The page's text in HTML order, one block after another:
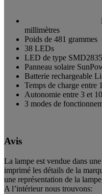
millimètres
Poids de 481 grammes
38 LEDs
LED de type SMD2835
Panneau solaire
Batterie rechargeable
Temps de charge entre
Autonomie entre 3 et
3 modes de
Avis
La lampe est vendue dans
imprimé les détails de la
une représentation de la
A l’intérieur nous trouvons: